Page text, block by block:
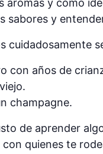
aromas y cómo
sabores y
cuidadosamente
con años de
champagne.
de aprender
quienes te